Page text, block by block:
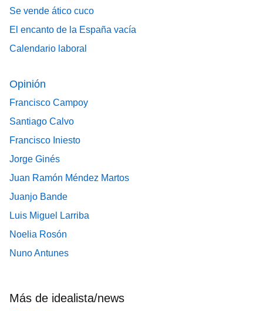
Se vende ático cuco
El encanto de la España vacía
Calendario laboral
Opinión
Francisco Campoy
Santiago Calvo
Francisco Iniesto
Jorge Ginés
Juan Ramón Méndez Martos
Juanjo Bande
Luis Miguel Larriba
Noelia Rosón
Nuno Antunes
Más de idealista/news